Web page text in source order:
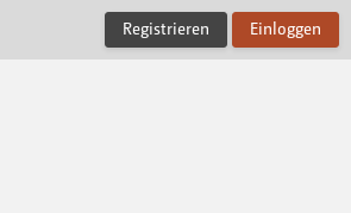
Registrieren Einloggen